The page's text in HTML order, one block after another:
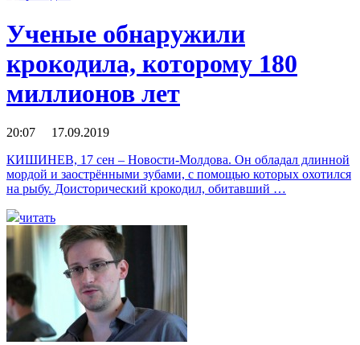
Ученые обнаружили
крокодила, которому 180
миллионов лет
20:07 17.09.2019
КИШИНЕВ, 17 сен – Новости-Молдова. Он обладал длинной
мордой и заострёнными зубами, с помощью которых охотился
на рыбу. Доисторический крокодил, обитавший …
читать